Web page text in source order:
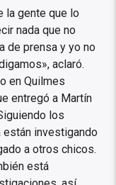
la gente que lo
nada que no
de prensa y yo no
aclaró.
en Quilmes
entregó a Martín
los
están investigando
a otros chicos.
está